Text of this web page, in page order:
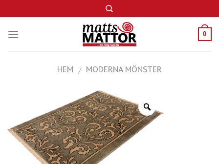
to
content
0
HEM / MODERNA MÖNSTER